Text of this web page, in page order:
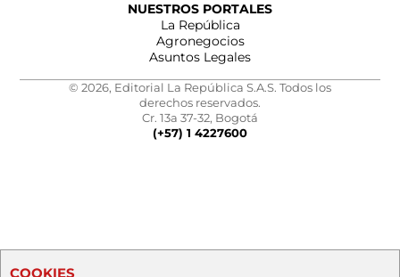
NUESTROS PORTALES
La República
Agronegocios
Asuntos Legales
© 2026, Editorial La República S.A.S. Todos los
derechos reservados.
Cr. 13a 37-32, Bogotá
(+57) 1 4227600
COOKIES